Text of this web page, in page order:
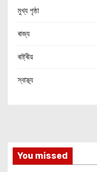
মুখ্য পৃষ্ঠা
ৰাজ্য
ৰাষ্ট্ৰীয়
স্বাস্থ্য
You missed